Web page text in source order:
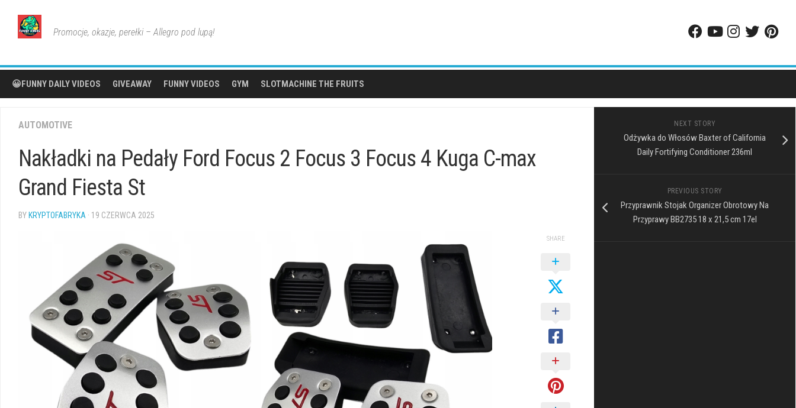
content
Promocje, okazje, perełki – Allegro pod lupą!
😀FUNNY DAILY VIDEOS GIVEAWAY FUNNY VIDEOS GYM SLOTMACHINE THE FRUITS
AUTOMOTIVE
Nakładki na Pedały Ford Focus 2 Focus 3 Focus 4 Kuga C-max
Grand Fiesta St
BY KRYPTOFABRYKA · 19 CZERWCA 2025
SHARE
NEXT STORY
Odżywka do Włosów Baxter of California
Daily Fortifying Conditioner 236ml
PREVIOUS STORY
Przyprawnik Stojak Organizer Obrotowy Na
Przyprawy BB2735 18 x 21,5 cm 17el